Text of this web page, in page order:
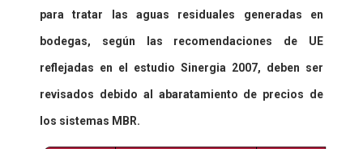
para tratar las aguas residuales generadas en
bodegas, según las recomendaciones de UE
reflejadas en el estudio Sinergia 2007, deben ser
revisados debido al abaratamiento de precios de
los sistemas MBR.